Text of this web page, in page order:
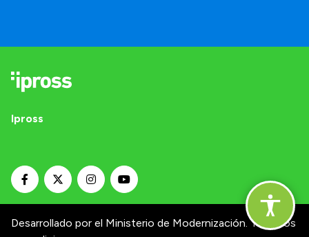
Ipross
Desarrollado por el Ministerio de Modernización. Términos